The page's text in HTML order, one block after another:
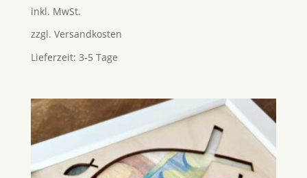
von 5
inkl. MwSt.
zzgl. Versandkosten
Lieferzeit: 3-5 Tage